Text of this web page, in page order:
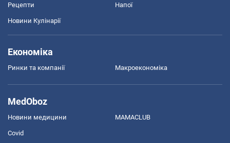
Рецепти Напої
Новини Кулінарії
Економіка
Ринки та компанії Макроекономіка
MedOboz
Новини медицини MAMACLUB
Covid